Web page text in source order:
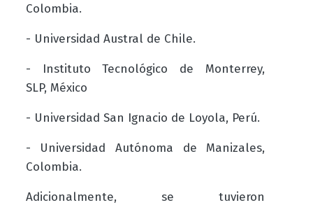
Colombia.
- Universidad Austral de Chile.
- Instituto Tecnológico de Monterrey,
SLP, México
- Universidad San Ignacio de Loyola, Perú.
- Universidad Autónoma de Manizales,
Colombia.
Adicionalmente, se tuvieron